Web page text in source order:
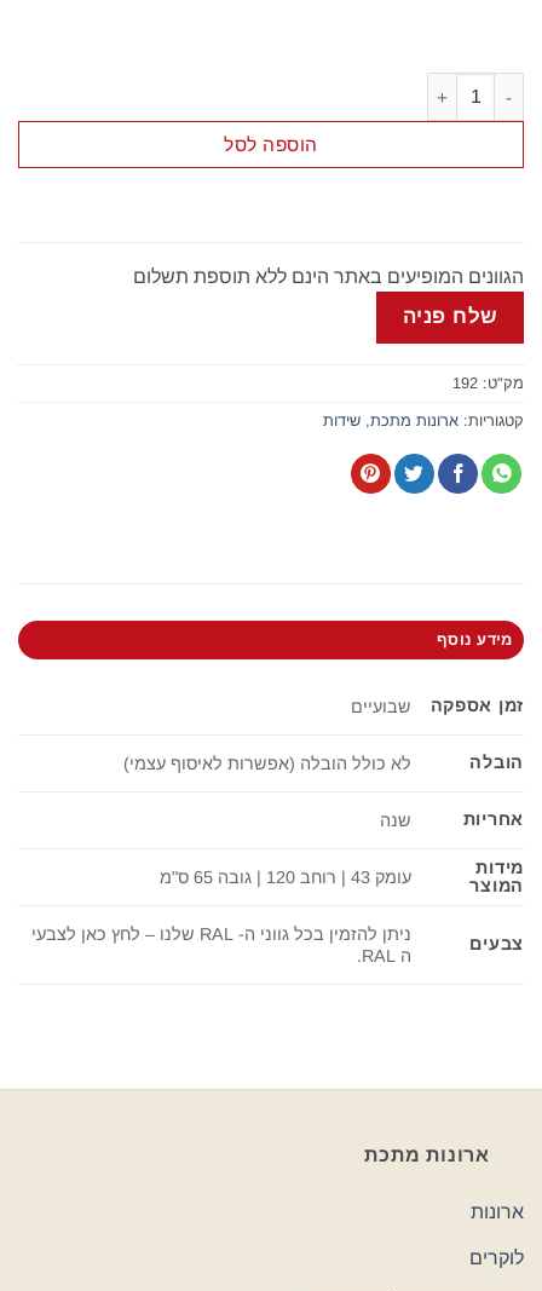
כמות של שידה 3 דלתות + 3 מגירות
הוספה לסל
הגוונים המופיעים באתר הינם ללא תוספת תשלום
שלח פניה
מק"ט: 192
קטגוריות: ארונות מתכת, שידות
מידע נוסף
זמן אספקה שבועיים
הובלה לא כולל הובלה (אפשרות לאיסוף עצמי)
אחריות שנה
מידות
המוצר
עומק 43 | רוחב 120 | גובה 65 ס"מ
צבעים
ניתן להזמין בכל גווני ה- RAL שלנו – לחץ כאן לצבעי
ה RAL.
ארונות מתכת
ארונות
לוקרים